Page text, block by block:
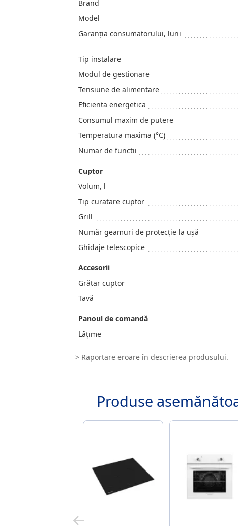
Brand
Model
Garanția consumatorului, luni
Tip instalare
Modul de gestionare
Tensiune de alimentare
Eficienta energetica
Consumul maxim de putere
Temperatura maxima (°C)
Numar de functii
Cuptor
Volum, l
Tip curatare cuptor
Grill
Număr geamuri de protecţie la uşă
Ghidaje telescopice
Accesorii
Grătar cuptor
Tavă
Panoul de comandă
Lățime
> Raportare eroareîn descrierea produsului.
Produse